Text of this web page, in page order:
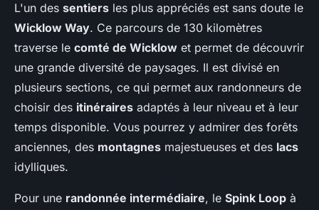
L'un des sentiers les plus appréciés est sans doute le
Wicklow Way. Ce parcours de 130 kilomètres
traverse le comté de Wicklow et permet de découvrir
une grande diversité de paysages. Il est divisé en
plusieurs sections, ce qui permet aux randonneurs de
choisir des itinéraires adaptés à leur niveau et à leur
temps disponible. Vous pourrez y admirer des forêts
anciennes, des montagnes majestueuses et des lacs
idylliques.
Pour une randonnée intermédiaire, le Spink Loop à